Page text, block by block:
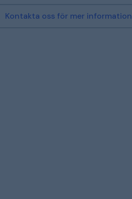
Kontakta oss för mer information